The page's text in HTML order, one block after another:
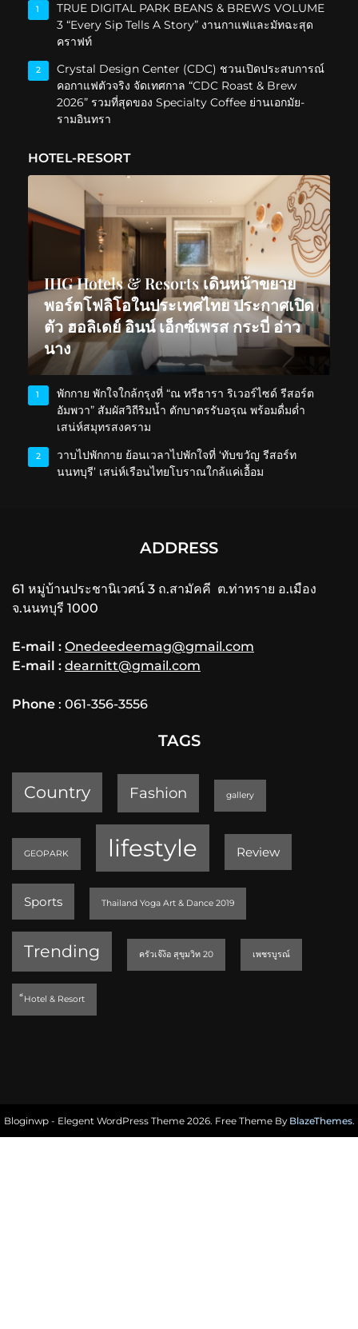
1
TRUE DIGITAL PARK BEANS & BREWS VOLUME
3 “Every Sip Tells A Story” งานกาแฟและมัทฉะสุด
คราฟท์
2
Crystal Design Center (CDC) ชวนเปิดประสบการณ์
คอกาแฟตัวจริง จัดเทศกาล “CDC Roast & Brew
2026” รวมที่สุดของ Specialty Coffee ย่านเอกมัย-
รามอินทรา
HOTEL-RESORT
IHG Hotels & Resorts เดินหน้าขยาย
พอร์ตโฟลิโอในประเทศไทย ประกาศเปิด
ตัว ฮอลิเดย์ อินน์ เอ็กซ์เพรส กระบี่ อ่าว
นาง
1
พักกาย พักใจใกล้กรุงที่ “ณ ทรีธารา ริเวอร์ไซด์ รีสอร์ต
อัมพวา” สัมผัสวิถีริมน้ำ ตักบาตรรับอรุณ พร้อมดื่มด่ำ
เสน่ห์สมุทรสงคราม
2
วาบไปพักกาย ย้อนเวลาไปพักใจที่ ‘ทับขวัญ รีสอร์ท
นนทบุรี’ เสน่ห์เรือนไทยโบราณใกล้แค่เอื้อม
ADDRESS
61 หมู่บ้านประชานิเวศน์ 3 ถ.สามัคคี ต.ท่าทราย อ.เมือง
จ.นนทบุรี 1000
E-mail : Onedeedeemag@gmail.com
E-mail : dearnitt@gmail.com
Phone : 061-356-3556
TAGS
Country Fashion gallery
GEOPARK lifestyle Review
Sports Thailand Yoga Art & Dance 2019
Trending ครัวเจ๊ง้อ สุขุมวิท 20 เพชรบูรณ์
็Hotel & Resort
Bloginwp - Elegent WordPress Theme 2026. Free Theme By BlazeThemes.